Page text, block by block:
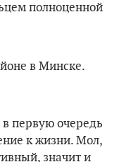
полноценной
первую очередь
к жизни. Мол,
значит и